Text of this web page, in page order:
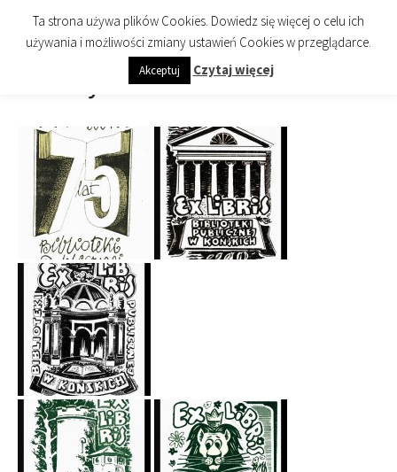
treści
Biblioteka Publiczna Miasta i
Gminy Końskie
imienia Cezarego Chlebowskiego
Menu
Exlibrisy biblioteki
Ta strona używa plików Cookies. Dowiedz się więcej o celu ich
używania i możliwości zmiany ustawień Cookies w przeglądarce.
Akceptuj Czytaj więcej